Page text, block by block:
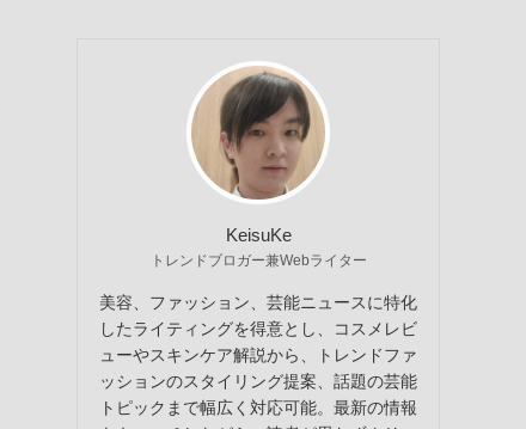
KeisuKe
トレンドブロガー兼Webライター
美容、ファッション、芸能ニュースに特化
したライティングを得意とし、コスメレビ
ューやスキンケア解説から、トレンドファ
ッションのスタイリング提案、話題の芸能
トピックまで幅広く対応可能。最新の情報